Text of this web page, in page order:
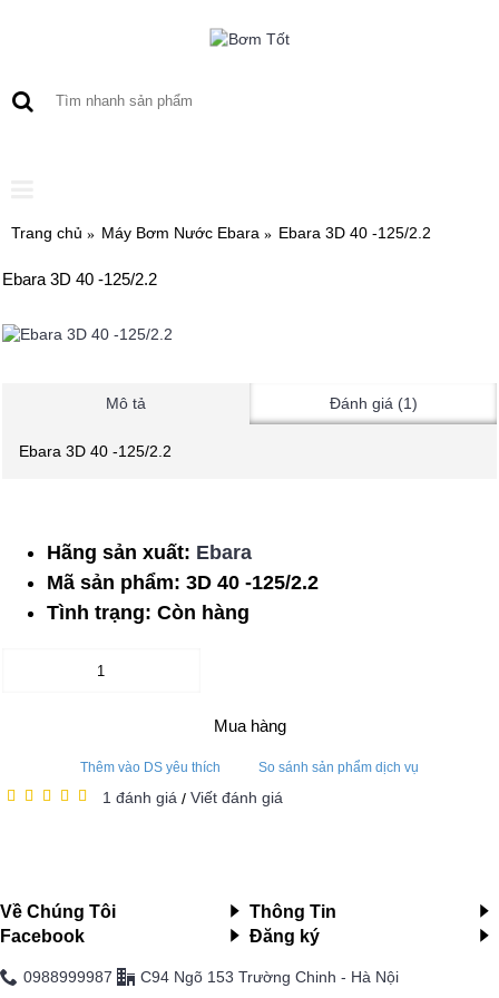
Trang chủ Máy Bơm Nước Ebara Ebara 3D 40 -125/2.2
Ebara 3D 40 -125/2.2
Mô tả Đánh giá (1)
Ebara 3D 40 -125/2.2
Hãng sản xuất: Ebara
Mã sản phẩm: 3D 40 -125/2.2
Tình trạng: Còn hàng
Mua hàng
Thêm vào DS yêu thích So sánh sản phẩm dịch vụ
1 đánh giá / Viết đánh giá
Về Chúng Tôi
Thông Tin
Facebook
Đăng ký
0988999987 C94 Ngõ 153 Trường Chinh - Hà Nội